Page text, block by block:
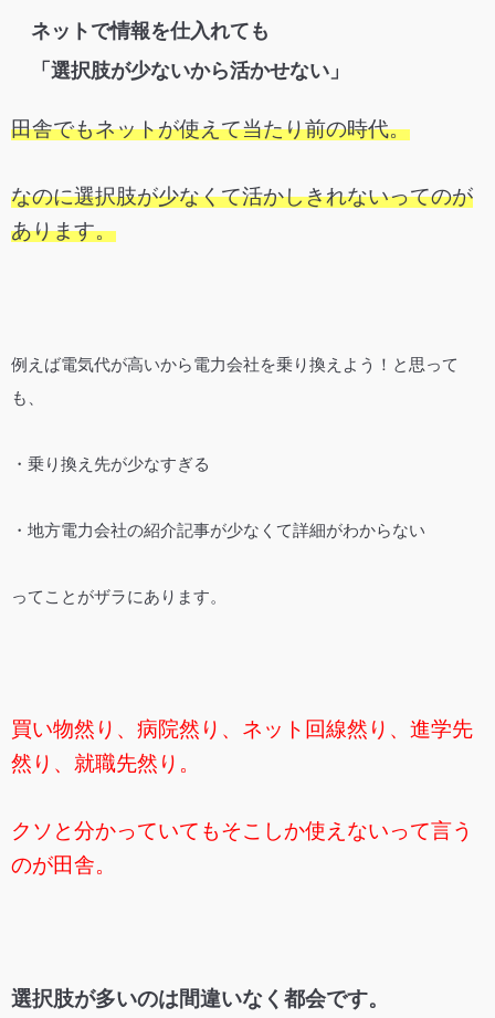
ネットで情報を仕入れても
「選択肢が少ないから活かせない」
田舎でもネットが使えて当たり前の時代。
なのに選択肢が少なくて活かしきれないってのが
あります。
例えば電気代が高いから電力会社を乗り換えよう！と思って
も、
・乗り換え先が少なすぎる
・地方電力会社の紹介記事が少なくて詳細がわからない
ってことがザラにあります。
買い物然り、病院然り、ネット回線然り、進学先
然り、就職先然り。
クソと分かっていてもそこしか使えないって言う
のが田舎。
選択肢が多いのは間違いなく都会です。